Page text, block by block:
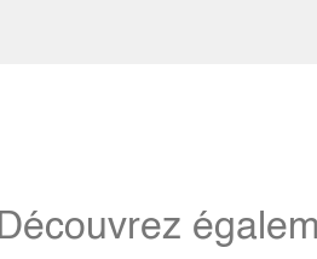
Découvrez